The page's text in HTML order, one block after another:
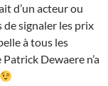
d’un acteur ou
de signaler les prix
à tous les
Dewaere n’a